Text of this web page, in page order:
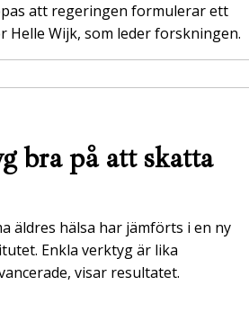
att regeringen formulerar ett
Helle Wijk, som leder forskningen.
bra på att skatta
äldres hälsa har jämförts i en ny
Enkla verktyg är lika
visar resultatet.